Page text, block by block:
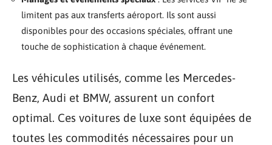
limitent pas aux transferts aéroport. Ils sont aussi
disponibles pour des occasions spéciales, offrant une
touche de sophistication à chaque événement.
Les véhicules utilisés, comme les Mercedes-
Benz, Audi et BMW, assurent un confort
optimal. Ces voitures de luxe sont équipées de
toutes les commodités nécessaires pour un